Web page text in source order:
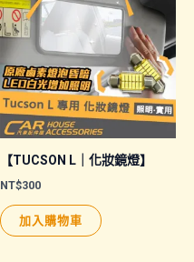
【TUCSON L｜化妝鏡燈】
NT$300
加入購物車